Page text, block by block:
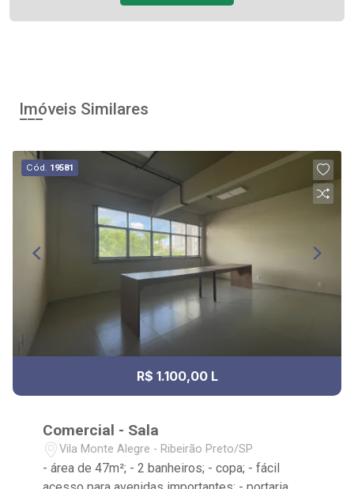
Imóveis Similares
Cód. 19581
R$ 1.100,00 L
Comercial - Sala
Vila Monte Alegre - Ribeirão Preto/SP
- área de 47m²; - 2 banheiros; - copa; - fácil